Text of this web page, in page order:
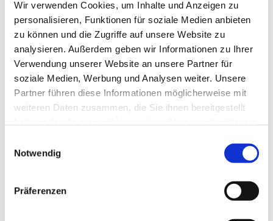
Wir verwenden Cookies, um Inhalte und Anzeigen zu
personalisieren, Funktionen für soziale Medien anbieten
zu können und die Zugriffe auf unsere Website zu
analysieren. Außerdem geben wir Informationen zu Ihrer
Verwendung unserer Website an unsere Partner für
soziale Medien, Werbung und Analysen weiter. Unsere
Partner führen diese Informationen möglicherweise mit
weiteren Daten zusammen, die Sie ihnen bereitgestellt
Notwendig
Präferenzen